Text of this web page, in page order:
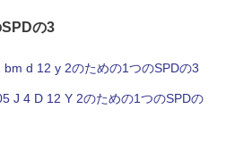
の3
d 12 y 2のための1つのSPDの3
J 4 D 12 Y 2のための1つのSPDの